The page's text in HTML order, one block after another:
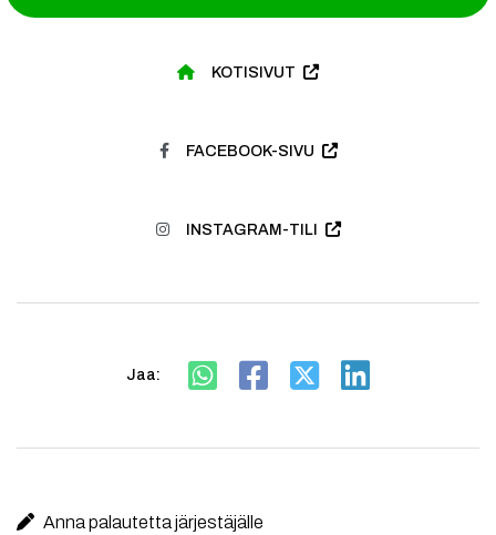
KOTISIVUT
FACEBOOK-SIVU
INSTAGRAM-TILI
Jaa:
Anna palautetta järjestäjälle